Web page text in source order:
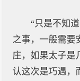
“只是不知
之事，一般需要
庄，如果太子是
认这次是巧遇，